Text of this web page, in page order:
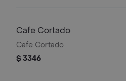
Cafe Cortado
Cafe Cortado
$ 3346